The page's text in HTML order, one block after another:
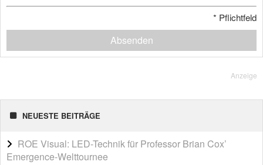
* Pflichtfeld
Absenden
Anzeige
NEUESTE BEITRÄGE
ROE Visual: LED-Technik für Professor Brian Cox’
Emergence-Welttournee